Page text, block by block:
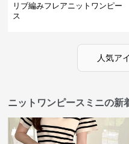
リブ編みフレアニットワンピー
ス
人気ア
ニットワンピースミニの新